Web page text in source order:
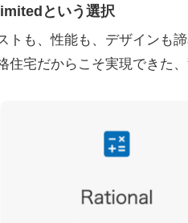
という選択
トも、性能も、デザインも
住宅だからこそ実現できた